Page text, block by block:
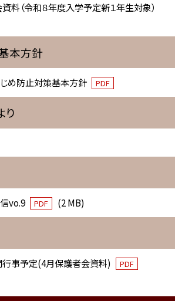
料（令和８年度入学予定新１年生対象）
本方針
め防止対策基本方針 PDF
り
vo.9 PDF (2 MB)
事予定(4月保護者会資料) PDF